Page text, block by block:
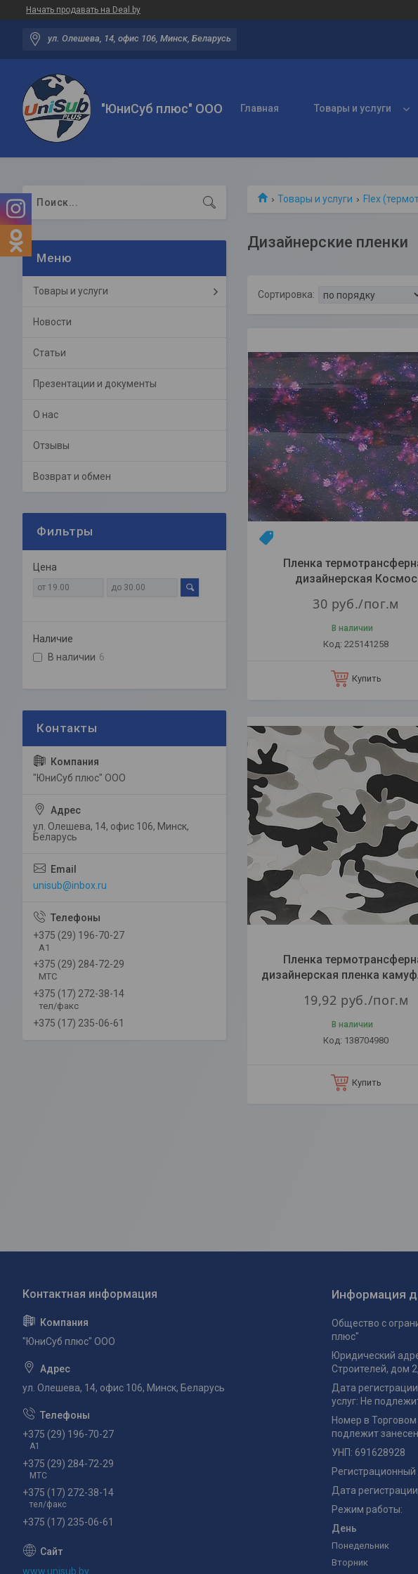
Начать продавать на Deal.by
ул. Олешева, 14, офис 106, Минск, Беларусь
"ЮниСуб плюс" ООО Главная Товары и услуги
Товары и услуги Flex
Дизайнерские пленки
Пленка
дизайнерская Космос
30 руб./пог.м
В наличии
225141258
Купить
Пленка
дизайнерская пленка
19,92 руб./пог.м
В наличии
138704980
Купить
Товары и услуги
Новости
Статьи
Презентации и документы
О нас
Отзывы
Возврат и обмен
Фильтры
Цена
Наличие
В наличии 6
"ЮниСуб плюс" ООО
ул. Олешева, 14, офис 106, Минск,
Беларусь
unisub@inbox.ru
+375 (29) 196-70-27
А1
+375 (29) 284-72-29
МТС
+375 (17) 272-38-14
тел/факс
+375 (17) 235-06-61
"ЮниСуб плюс" ООО
ул. Олешева, 14, офис 106, Минск, Беларусь
+375 (29) 196-70-27
А1
+375 (29) 284-72-29
МТС
+375 (17) 272-38-14
тел/факс
+375 (17) 235-06-61
www.unisub.by
Информация
Общество с
плюс"
Юридический
Строителей, дом
Дата
услуг: Не
Номер в
подлежит
УНП: 691628928
Дата
Режим работы:
День
Понедельник
Вторник